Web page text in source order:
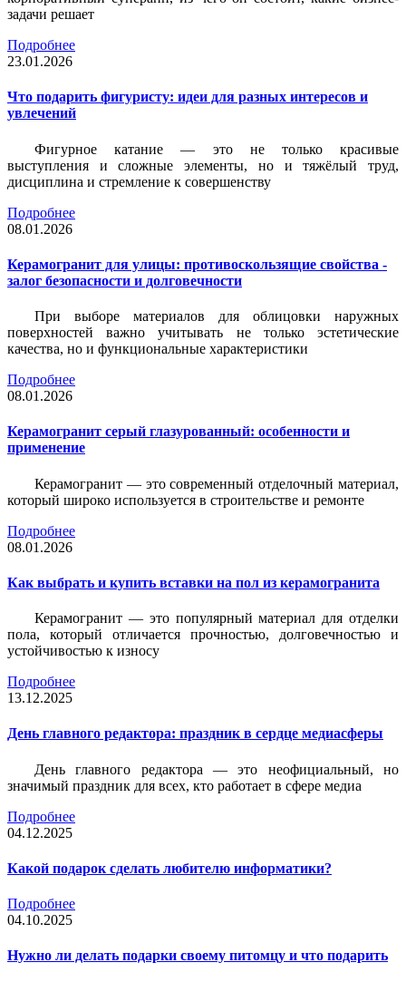
задачи решает
Подробнее
23.01.2026
Что подарить фигуристу: идеи для разных интересов и
увлечений
Фигурное катание — это не только красивые
выступления и сложные элементы, но и тяжёлый труд,
дисциплина и стремление к совершенству
Подробнее
08.01.2026
Керамогранит для улицы: противоскользящие свойства -
залог безопасности и долговечности
При выборе материалов для облицовки наружных
поверхностей важно учитывать не только эстетические
качества, но и функциональные характеристики
Подробнее
08.01.2026
Керамогранит серый глазурованный: особенности и
применение
Керамогранит — это современный отделочный материал,
который широко используется в строительстве и ремонте
Подробнее
08.01.2026
Как выбрать и купить вставки на пол из керамогранита
Керамогранит — это популярный материал для отделки
пола, который отличается прочностью, долговечностью и
устойчивостью к износу
Подробнее
13.12.2025
День главного редактора: праздник в сердце медиасферы
День главного редактора — это неофициальный, но
значимый праздник для всех, кто работает в сфере медиа
Подробнее
04.12.2025
Какой подарок сделать любителю информатики?
Подробнее
04.10.2025
Нужно ли делать подарки своему питомцу и что подарить